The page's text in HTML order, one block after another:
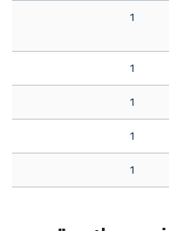
1
1
1
1
1